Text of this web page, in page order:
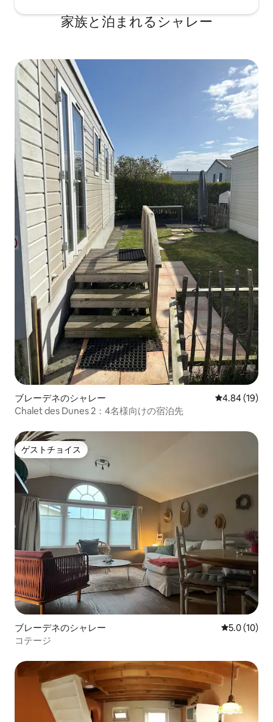
家族と泊まれるシャレー
ブレーデネのシャレー レビュー19
4.84 (19)
Chalet des Dunes 2：4名様向けの宿泊先
ゲストチョイス
ゲストチョイス
ブレーデネのシャレー レビュー10
5.0 (10)
コテージ